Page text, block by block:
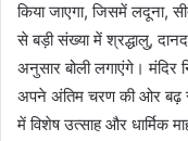
किया जाएगा, जिसमें लदूना,
से बड़ी संख्या में श्रद्धालु,
अनुसार बोली लगाएंगे। मंदिर
अपने अंतिम चरण की ओर बढ़
में विशेष उत्साह और धार्मिक